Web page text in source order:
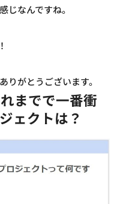
じなんですね。
がとうございます。
までで一番衝
ェクトは？